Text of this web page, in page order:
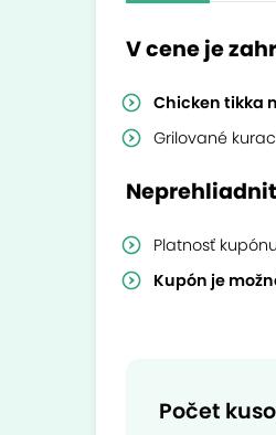
V cene je
Chicken tikka
Grilované
Platnosť
Kupón je
Počet